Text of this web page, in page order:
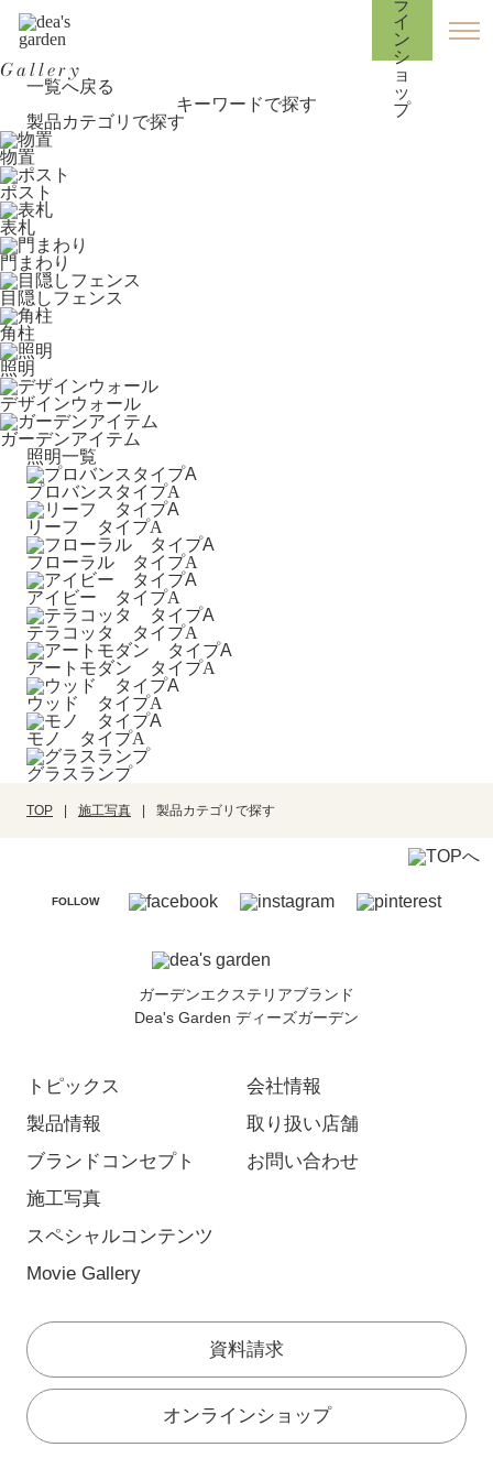
TOP 施工写真 製品カテゴリで探す
Gallery
一覧へ戻る
キーワードで探す
製品カテゴリで探す
物置
ポスト
表札
門まわり
目隠しフェンス
角柱
照明
デザインウォール
ガーデンアイテム
照明一覧
プロバンスタイプA
リーフ タイプA
フローラル タイプA
アイビー タイプA
テラコッタ タイプA
アートモダン タイプA
ウッド タイプA
モノ タイプA
グラスランプ
FOLLOW
ガーデンエクステリアブランド
Dea's Garden ディーズガーデン
トピックス
製品情報
ブランドコンセプト
施工写真
スペシャルコンテンツ
Movie Gallery
会社情報
取り扱い店舗
お問い合わせ
資料請求
オンラインショップ